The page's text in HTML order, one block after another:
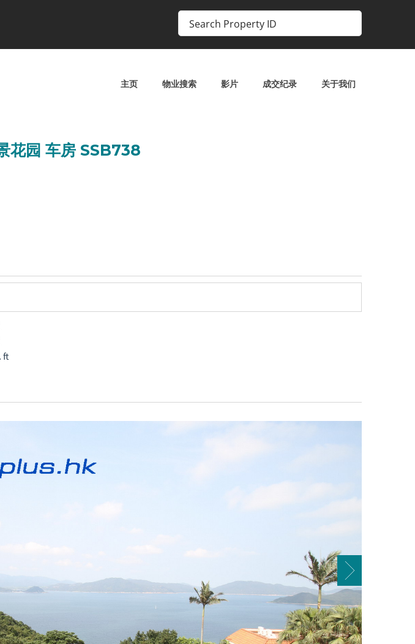
主页 物业搜索 影片 成交纪录 关于我们
花园 车房 SSB738
ft